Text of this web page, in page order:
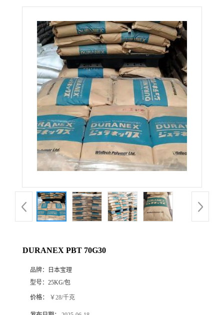
DURANEX PBT 70G30
品牌：
日本宝理
型号： 25KG/包
价格： ￥28/千克